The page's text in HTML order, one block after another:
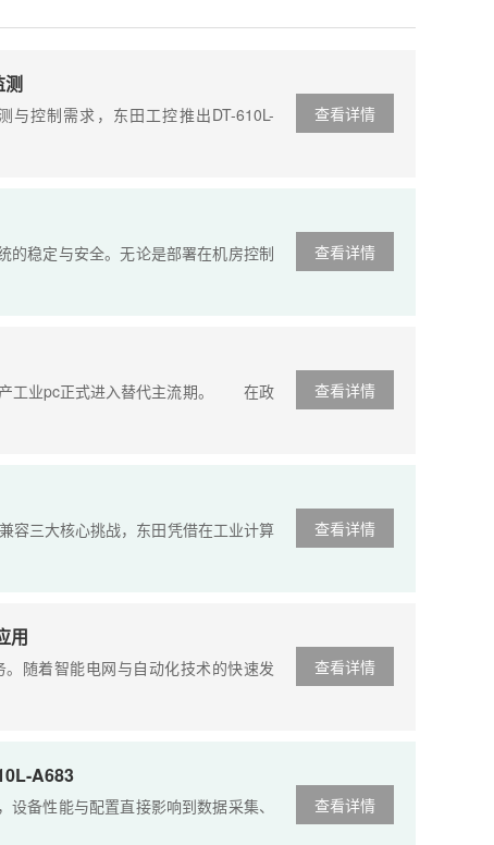
查看详情
测
控制需求，东田工控推出DT-610L-
查看详情
稳定与安全。无论是部署在机房控制
查看详情
产工业pc正式进入替代主流期。 在政
查看详情
容三大核心挑战，东田凭借在工业计算
查看详情
用
随着智能电网与自动化技术的快速发
查看详情
A683
备性能与配置直接影响到数据采集、